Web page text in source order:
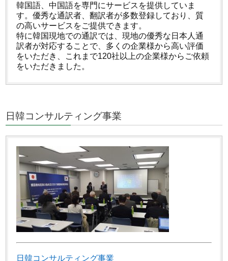
韓国語、中国語を専門にサービスを提供していま
す。優秀な通訳者、翻訳者が多数登録しており、質
の高いサービスをご提供できます。
特に韓国現地での通訳では、現地の優秀な日本人通
訳者が対応することで、多くの企業様から高い評価
をいただき、これまで120社以上の企業様からご依頼
をいただきました。
日韓コンサルティング事業
日韓コンサルティング事業